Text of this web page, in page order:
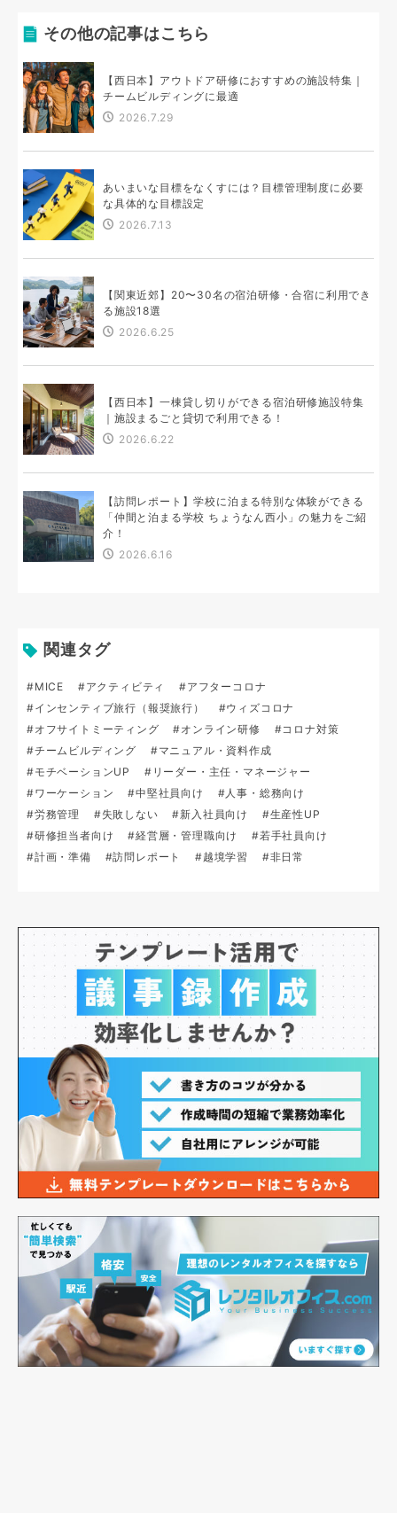
その他の記事はこちら
【西日本】アウトドア研修におすすめの施設特集｜
チームビルディングに最適
2026.7.29
あいまいな目標をなくすには？目標管理制度に必要
な具体的な目標設定
2026.7.13
【関東近郊】20〜30名の宿泊研修・合宿に利用でき
る施設18選
2026.6.25
【西日本】一棟貸し切りができる宿泊研修施設特集
｜施設まるごと貸切で利用できる！
2026.6.22
【訪問レポート】学校に泊まる特別な体験ができる
「仲間と泊まる学校 ちょうなん西小」の魅力をご紹
介！
2026.6.16
関連タグ
#MICE #アクティビティ
#アフターコロナ
#インセンティブ旅行（報奨旅行）
#ウィズコロナ
#オフサイトミーティング
#オンライン研修
#コロナ対策
#チームビルディング
#マニュアル・資料作成
#モチベーションUP
#リーダー・主任・マネージャー
#ワーケーション
#中堅社員向け
#人事・総務向け
#労務管理
#失敗しない #新入社員向け
#生産性UP
#研修担当者向け
#経営層・管理職向け
#若手社員向け
#計画・準備
#訪問レポート #越境学習 #非日常